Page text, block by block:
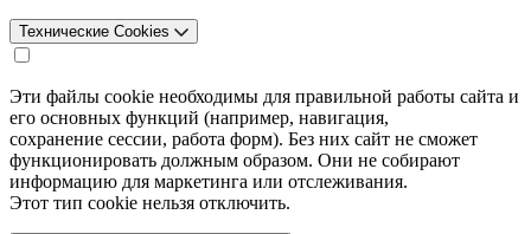
Технические Cookies
Эти файлы cookie необходимы для правильной работы сайта и
его основных функций (например, навигация,
сохранение сессии, работа форм). Без них сайт не сможет
функционировать должным образом. Они не собирают
информацию для маркетинга или отслеживания.
Этот тип cookie нельзя отключить.